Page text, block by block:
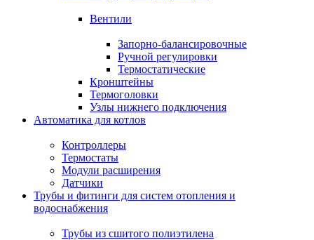
Вентили
Запорно-балансировочные
Ручной регулировки
Термостатические
Кронштейны
Термоголовки
Узлы нижнего подключения
Автоматика для котлов
Контроллеры
Термостаты
Модули расширения
Датчики
Трубы и фитинги для систем отопления и
водоснабжения
Трубы из сшитого полиэтилена